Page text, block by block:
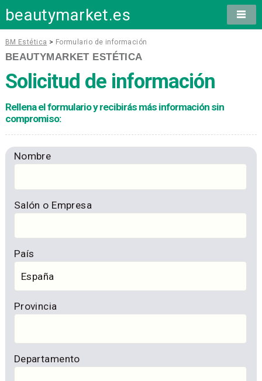
beautymarket.es
BM Estética > Formulario de información
BEAUTYMARKET ESTÉTICA
Solicitud de información
Rellena el formulario y recibirás más información sin
compromiso:
Nombre
Salón o Empresa
País
Provincia
Departamento